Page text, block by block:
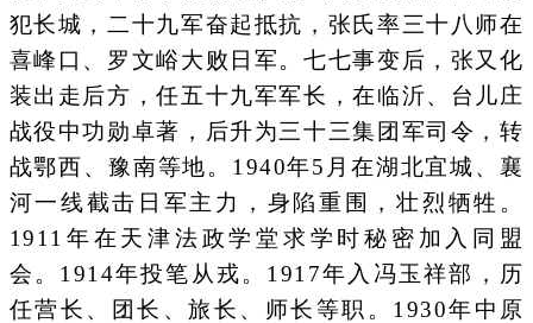
犯长城，二十九军奋起抵抗，张氏率三十八师在
喜峰口、罗文峪大败日军。七七事变后，张又化
装出走后方，任五十九军军长，在临沂、台儿庄
战役中功勋卓著，后升为三十三集团军司令，转
战鄂西、豫南等地。1940年5月在湖北宜城、襄
河一线截击日军主力，身陷重围，壮烈牺牲。
1911年在天津法政学堂求学时秘密加入同盟
会。1914年投笔从戎。1917年入冯玉祥部，历
任营长、团长、旅长、师长等职。1930年中原